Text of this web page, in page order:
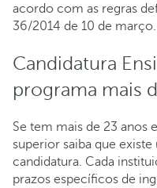
acordo com as regras
36/2014 de 10 de março.
Candidatura
programa mais
Se tem mais de 23 anos
superior saiba que
candidatura. Cada
prazos específicos de